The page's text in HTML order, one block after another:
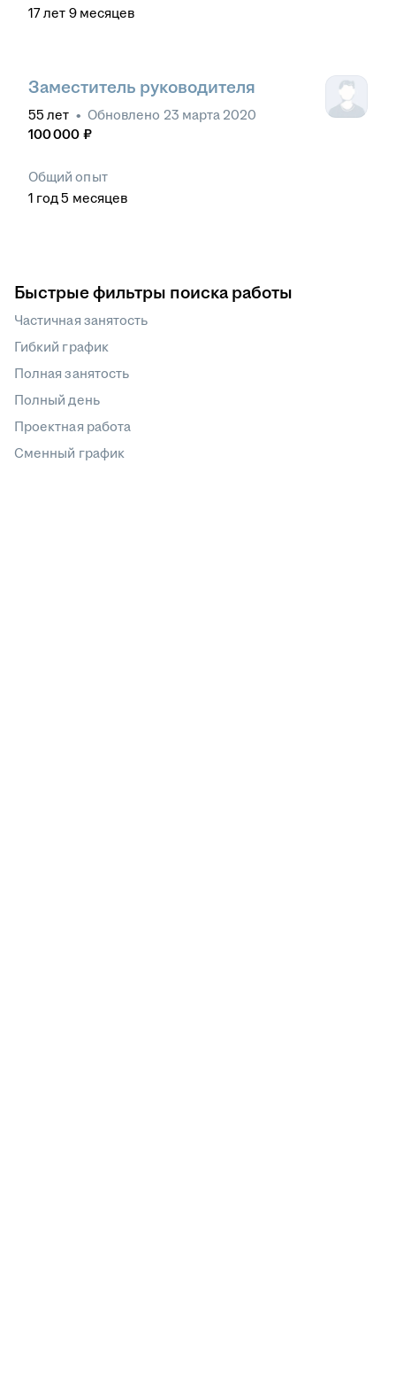
17лет 9 месяцев
Заместитель руководителя
55 лет • Обновлено 23 марта 2020
100 000 ₽
Общий опыт
1 год 5 месяцев
Быстрые фильтры поиска работы
Частичная занятость
Гибкий график
Полная занятость
Полный день
Проектная работа
Сменный график